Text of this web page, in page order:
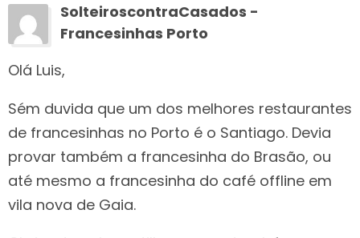
SolteiroscontraCasados -
Francesinhas Porto
Olá Luis,
Sém duvida que um dos melhores restaurantes
de francesinhas no Porto é o Santiago. Devia
provar também a francesinha do Brasão, ou
até mesmo a francesinha do café offline em
vila nova de Gaia.